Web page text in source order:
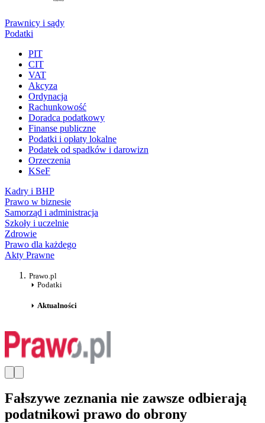
Prawnicy i sądy
Podatki
PIT
CIT
VAT
Akcyza
Ordynacja
Rachunkowość
Doradca podatkowy
Finanse publiczne
Podatki i opłaty lokalne
Podatek od spadków i darowizn
Orzeczenia
KSeF
Kadry i BHP
Prawo w biznesie
Samorząd i administracja
Szkoły i uczelnie
Zdrowie
Prawo dla każdego
Akty Prawne
Prawo.pl
Podatki
Aktualności
Fałszywe zeznania nie zawsze odbierają
podatnikowi prawo do obrony